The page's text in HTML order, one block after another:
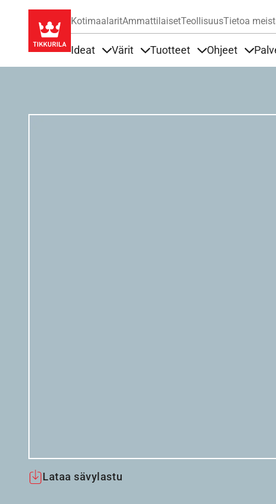
KotimaalaritAmmattilaisetTeollisuusTietoa
Ideat Värit Tuotteet Ohjeet
Lataa sävylastu